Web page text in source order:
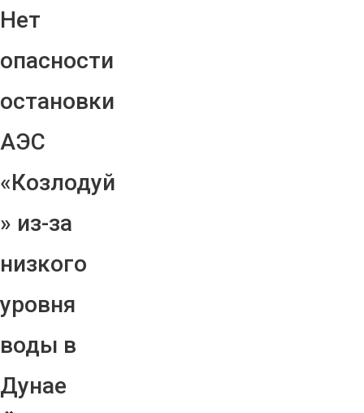
Нет
опасности
остановки
АЭС
«Козлодуй
» из-за
низкого
уровня
воды в
Дунае